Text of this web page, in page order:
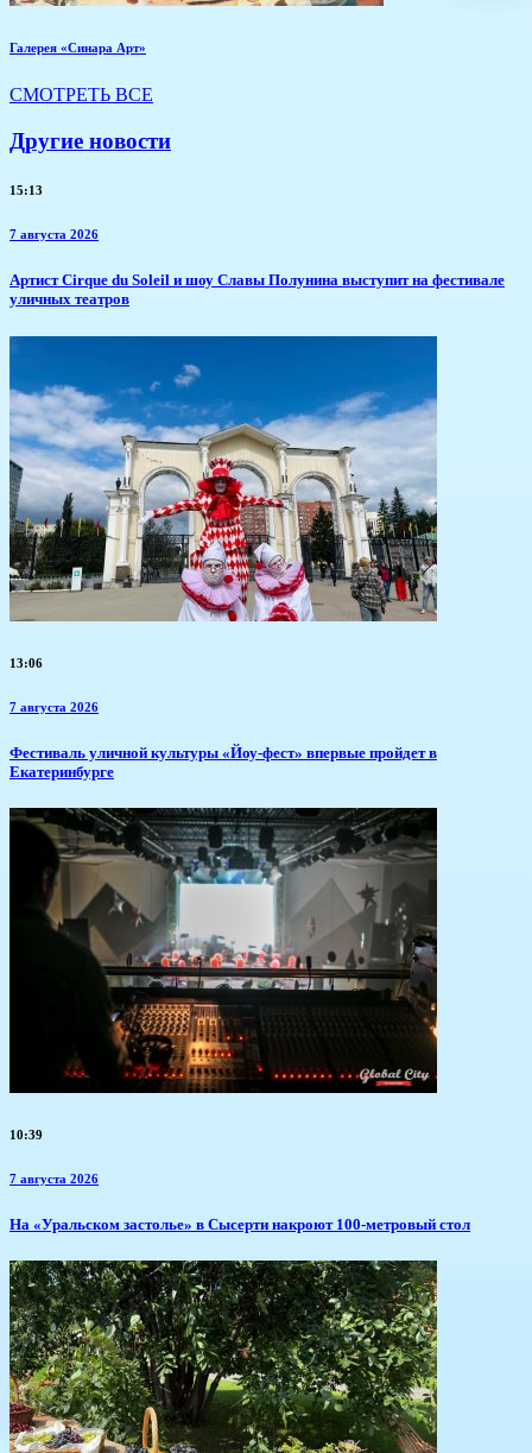
Галерея «Синара Арт»
СМОТРЕТЬ ВСЕ
Другие новости
15:13
7 августа 2026
Артист Cirque du Soleil и шоу Славы Полунина выступит на фестивале
уличных театров
13:06
7 августа 2026
​Фестиваль уличной культуры «Йоу-фест» впервые пройдет в
Екатеринбурге
10:39
7 августа 2026
​На «Уральском застолье» в Сысерти накроют 100-метровый стол